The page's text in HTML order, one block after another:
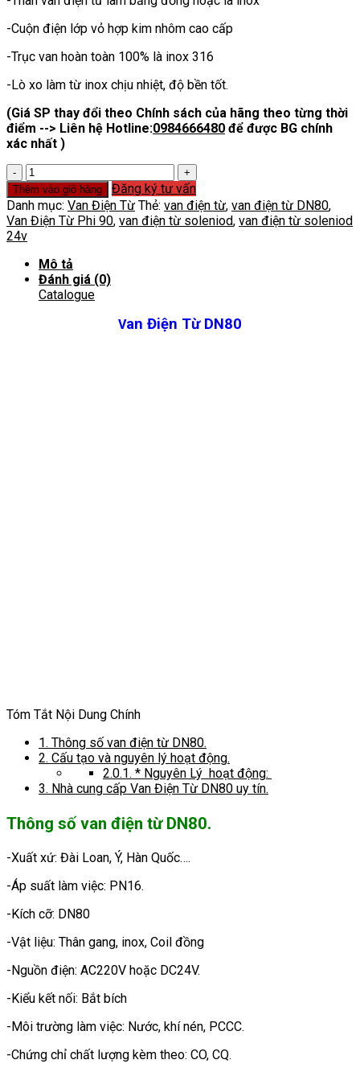
-Cuộn điện lớp vỏ hợp kim nhôm cao cấp
-Trục van hoàn toàn 100% là inox 316
-Lò xo làm từ inox chịu nhiệt, độ bền tốt.
(Giá SP thay đổi theo Chính sách của hãng theo từng thời
điểm --> Liên hệ Hotline:0984666480 để được BG chính
xác nhất )
Van
Điện
Từ
DN80
số
lượng
Thêm vào giỏ hàng
Đăng ký tư vấn
Danh mục: Van Điện Từ Thẻ: van điện từ, van điện từ DN80,
Van Điện Từ Phi 90, van điện từ soleniod, van điện từ soleniod
24v
Mô tả
Đánh giá (0)
Catalogue
Van Điện Từ DN80
Tóm Tắt Nội Dung Chính
1. Thông số van điện từ DN80.
2. Cấu tạo và nguyên lý hoạt động.
2.0.1. * Nguyên Lý hoạt động:
3. Nhà cung cấp Van Điện Từ DN80 uy tín.
Thông số van điện từ DN80.
-Xuất xứ: Đài Loan, Ý, Hàn Quốc….
-Áp suất làm việc: PN16.
-Kích cỡ: DN80
-Vật liệu: Thân gang, inox, Coil đồng
-Nguồn điện: AC220V hoặc DC24V.
-Kiểu kết nối: Bắt bích
-Môi trường làm việc: Nước, khí nén, PCCC.
-Chứng chỉ chất lượng kèm theo: CO, CQ.